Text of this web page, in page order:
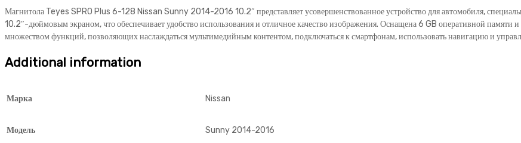
2016
10.2"
quantity
Магнитола Teyes SPRO Plus 6-128 Nissan Sunny 2014-2016 10.2″ представляет усовершенствованное устройство для автомобиля,
10.2″-дюймовым экраном, что обеспечивает удобство использования и отличное качество изображения. Оснащена 6 GB оперативной
множеством функций, позволяющих наслаждаться мультимедийным контентом, подключаться к смартфонам, использовать навигацию и
Additional information
Марка Nissan
Модель Sunny 2014-2016